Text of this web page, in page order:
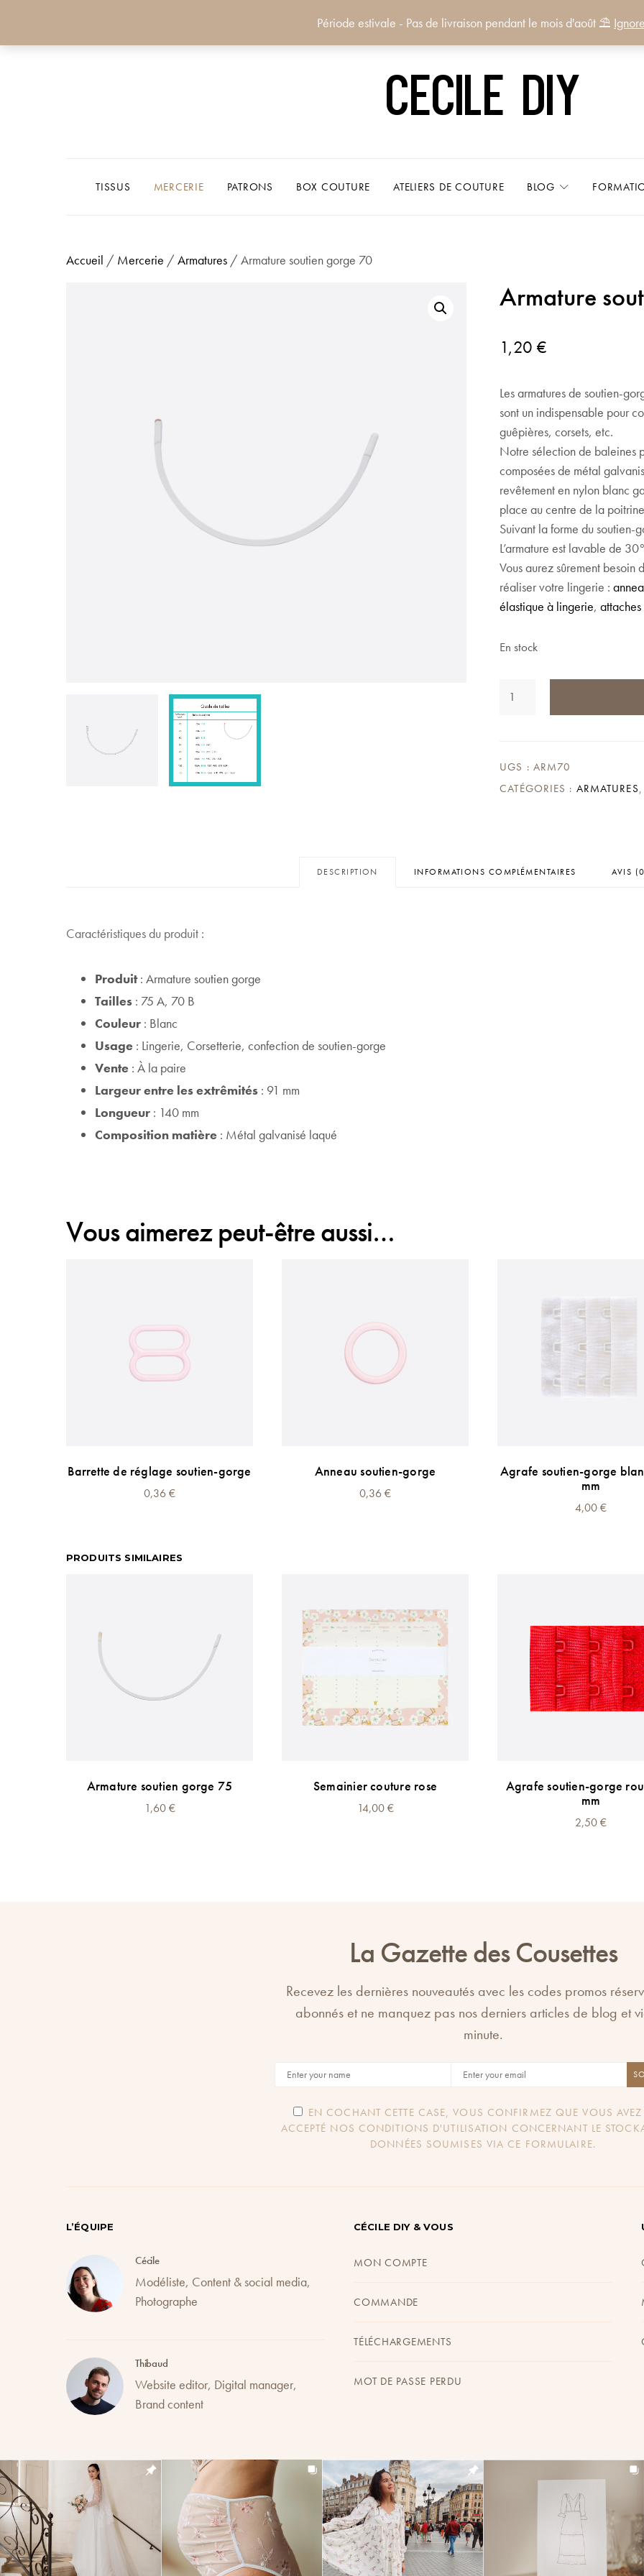
Cecile DIY
TISSUS MERCERIE PATRONS BOX COUTURE ATELIERS DE COUTURE BLOG
Accueil / Mercerie / Armatures / Armature soutien gorge 70
Armature
1,20€
Les armatures de soutien-
sont un indispensable pour
guêpières, corsets, etc.
Notre sélection de baleines
composées de métal
revêtement en nylon blanc
place au centre de la
Suivant la forme du soutien-
L’armature est lavable de
Vous aurez sûrement besoin
réaliser votre lingerie :
élastique à lingerie,
En stock
DE
ARMATURE
70
UGS : ARM70
CATÉGORIES : ARMATURES,
DESCRIPTION INFORMATIONS COMPLÉMENTAIRES AVIS
Caractéristiques du produit :
Produit: Armature soutien gorge
Tailles : 75 A, 70 B
Couleur : Blanc
Usage : Lingerie, Corsetterie, confection de soutien-gorge
Vente : À la paire
Largeur entre les extrêmités : 91 mm
Longueur : 140 mm
Composition matière : Métal galvanisé laqué
Vous aimerez peut-être aussi…
Barrette de réglage soutien-gorge
0,36€
Anneau soutien-gorge
0,36€
Agrafe soutien-gorge
mm
4,00€
PRODUITS SIMILAIRES
Armature soutien gorge 75
1,60€
Semainier couture rose
14,00€
Agrafe soutien-gorge
mm
2,50€
La Gazette des Cousettes
Recevez les dernières nouveautés avec les codes promos
abonnés et ne manquez pas nos derniers articles de blog et
minute.
EN COCHANT CETTE CASE, VOUS CONFIRMEZ QUE VOUS AVEZ
ACCEPTÉ NOS CONDITIONS D'UTILISATION CONCERNANT LE
DONNÉES SOUMISES VIA CE FORMULAIRE.
L’ÉQUIPE
Cécile
Modéliste, Content & social media,
Photographe
Thibaud
Website editor, Digital manager,
Brand content
CÉCILE DIY & VOUS
MON COMPTE
COMMANDE
TÉLÉCHARGEMENTS
MOT DE PASSE PERDU
Période estivale - Pas de livraison pendant le mois d'août ⛱️